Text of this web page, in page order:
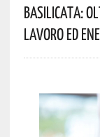
Basilicata:
Lavoro Ed